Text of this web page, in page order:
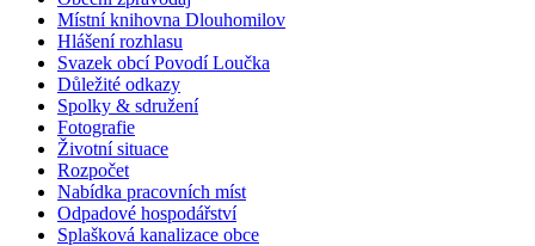
Místní knihovna Dlouhomilov
Hlášení rozhlasu
Svazek obcí Povodí Loučka
Důležité odkazy
Spolky & sdružení
Fotografie
Životní situace
Rozpočet
Nabídka pracovních míst
Odpadové hospodářství
Splašková kanalizace obce